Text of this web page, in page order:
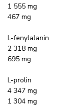
1 555 mg
467 mg
L-fenylalanin
2 318 mg
695 mg
L-prolin
4 347 mg
1 304 mg